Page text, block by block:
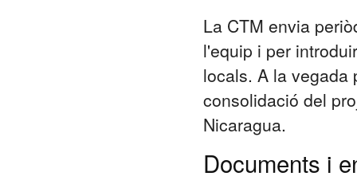
La CTM envia
l'equip i per
locals. A la
consolidació del
Nicaragua.
Documents i